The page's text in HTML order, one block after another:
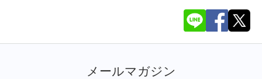
メールマガジン